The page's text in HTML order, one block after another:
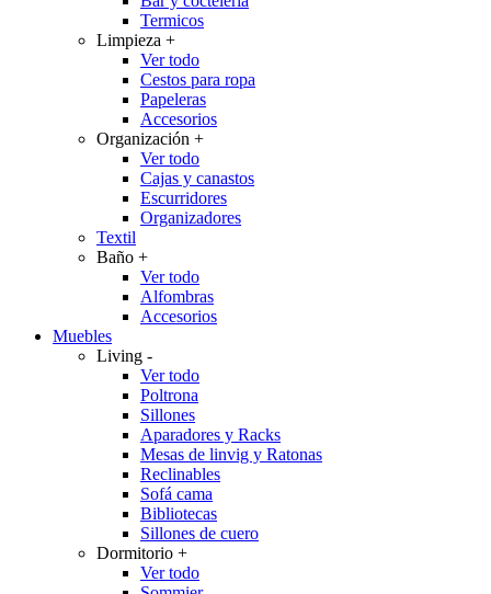
Termicos
Limpieza +
Ver todo
Cestos para ropa
Papeleras
Accesorios
Organización +
Ver todo
Cajas y canastos
Escurridores
Organizadores
Textil
Baño +
Ver todo
Alfombras
Accesorios
Muebles
Living -
Ver todo
Poltrona
Sillones
Aparadores y Racks
Mesas de linvig y Ratonas
Reclinables
Sofá cama
Bibliotecas
Sillones de cuero
Dormitorio +
Ver todo